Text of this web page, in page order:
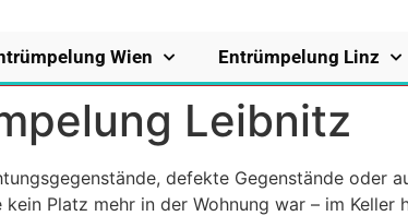
Wien Entrümpelung Linz
Leibnitz
defekte Gegenstände oder
Platz mehr in der Wohnung war – im Keller